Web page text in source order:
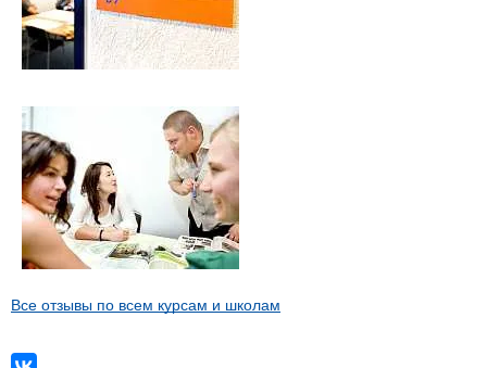
Все отзывы по всем курсам и школам